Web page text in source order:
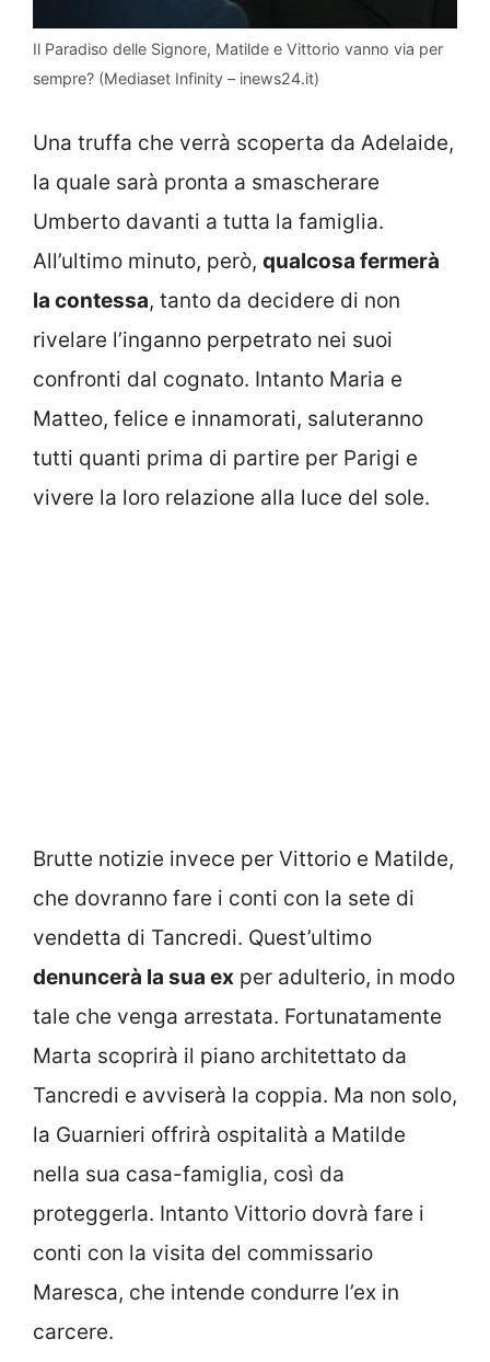
Il Paradiso delle Signore, Matilde e Vittorio vanno via per
sempre? (Mediaset Infinity – inews24.it)
Una truffa che verrà scoperta da Adelaide,
la quale sarà pronta a smascherare
Umberto davanti a tutta la famiglia.
All’ultimo minuto, però, qualcosa fermerà
la contessa, tanto da decidere di non
rivelare l’inganno perpetrato nei suoi
confronti dal cognato. Intanto Maria e
Matteo, felice e innamorati, saluteranno
tutti quanti prima di partire per Parigi e
vivere la loro relazione alla luce del sole.
Brutte notizie invece per Vittorio e Matilde,
che dovranno fare i conti con la sete di
vendetta di Tancredi. Quest’ultimo
denuncerà la sua ex per adulterio, in modo
tale che venga arrestata. Fortunatamente
Marta scoprirà il piano architettato da
Tancredi e avviserà la coppia. Ma non solo,
la Guarnieri offrirà ospitalità a Matilde
nella sua casa-famiglia, così da
proteggerla. Intanto Vittorio dovrà fare i
conti con la visita del commissario
Maresca, che intende condurre l’ex in
carcere.